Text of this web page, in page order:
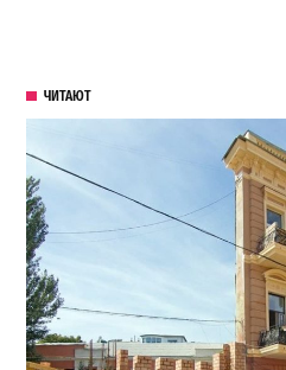
ЧИТАЮТ